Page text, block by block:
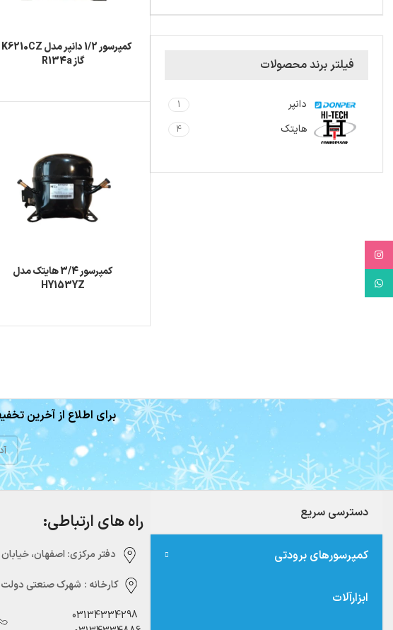
فیلتر برند محصولات
دانپر 1
هایتک 4
گاز R134a
کمپرسور 3/4 هایتک مدل
HY153YZ
برای اطلاع از آخرین
دسترسی سریع
کمپرسورهای برودتی
ابزارآلات
راه های ارتباطی:
دفتر مرکزی:‌ اصفهان، خیابان جابر
کارخانه : شهرک صنعتی دولت
03134334298